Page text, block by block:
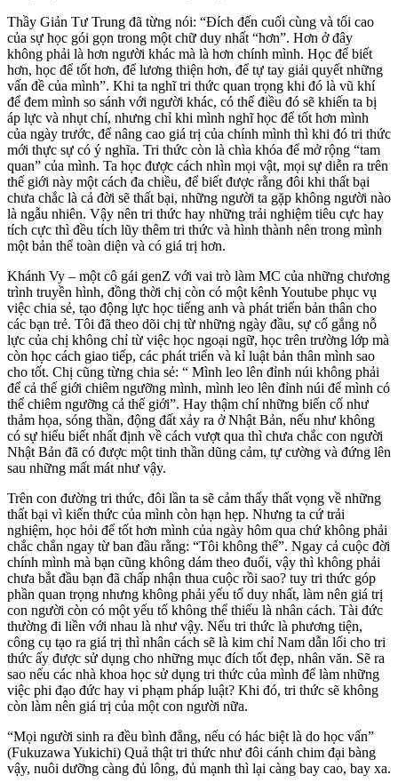
Thầy Giản Tư Trung đã từng nói: “Đích đến cuối cùng và tối cao
của sự học gói gọn trong một chữ duy nhất “hơn”. Hơn ở đây
không phải là hơn người khác mà là hơn chính mình. Học để biết
hơn, học để tốt hơn, để lương thiện hơn, để tự tay giải quyết những
vấn đề của mình”. Khi ta nghĩ tri thức quan trọng khi đó là vũ khí
để đem mình so sánh với người khác, có thể điều đó sẽ khiến ta bị
áp lực và nhụt chí, nhưng chỉ khi mình nghĩ học để tốt hơn mình
của ngày trước, để nâng cao giá trị của chính mình thì khi đó tri thức
mới thực sự có ý nghĩa. Tri thức còn là chìa khóa để mở rộng “tam
quan” của mình. Ta học được cách nhìn mọi vật, mọi sự diễn ra trên
thế giới này một cách đa chiều, để biết được rằng đôi khi thất bại
chưa chắc là cả đời sẽ thất bại, những người ta gặp không người nào
là ngẫu nhiên. Vậy nên tri thức hay những trải nghiệm tiêu cực hay
tích cực thì đều tích lũy thêm tri thức và hình thành nên trong mình
một bản thể toàn diện và có giá trị hơn.
Khánh Vy – một cô gái genZ với vai trò làm MC của những chương
trình truyền hình, đồng thời chị còn có một kênh Youtube phục vụ
việc chia sẻ, tạo động lực học tiếng anh và phát triển bản thân cho
các bạn trẻ. Tôi đã theo dõi chị từ những ngày đầu, sự cố gắng nỗ
lực của chị không chỉ từ việc học ngoại ngữ, học trên trường lớp mà
còn học cách giao tiếp, các phát triển và kỉ luật bản thân mình sao
cho tốt. Chị cũng từng chia sẻ: “ Mình leo lên đỉnh núi không phải
để cả thế giới chiêm ngưỡng mình, mình leo lên đỉnh núi để mình có
thể chiêm ngưỡng cả thế giới”. Hay thậm chí những biến cố như
thảm họa, sóng thần, động đất xảy ra ở Nhật Bản, nếu như không
có sự hiểu biết nhất định về cách vượt qua thì chưa chắc con người
Nhật Bản đã có được một tinh thần dũng cảm, tự cường và đứng lên
sau những mất mát như vậy.
Trên con đường tri thức, đôi lần ta sẽ cảm thấy thất vọng về những
thất bại vì kiến thức của mình còn hạn hẹp. Nhưng ta cứ trải
nghiệm, học hỏi để tốt hơn mình của ngày hôm qua chứ không phải
chắc chắn ngay từ ban đầu rằng: “Tôi không thể”. Ngay cả cuộc đời
chính mình mà bạn cũng không dám theo đuổi, vậy thì không phải
chưa bắt đầu bạn đã chấp nhận thua cuộc rồi sao? tuy tri thức góp
phần quan trọng nhưng không phải yếu tố duy nhất, làm nên giá trị
con người còn có một yếu tố không thể thiếu là nhân cách. Tài đức
thường đi liền với nhau là như vậy. Nếu tri thức là phương tiện,
công cụ tạo ra giá trị thì nhân cách sẽ là kim chỉ Nam dẫn lối cho tri
thức ấy được sử dụng cho những mục đích tốt đẹp, nhân văn. Sẽ ra
sao nếu các nhà khoa học sử dụng tri thức của mình để làm những
việc phi đạo đức hay vi phạm pháp luật? Khi đó, tri thức sẽ không
còn làm nên giá trị của một con người nữa.
“Mọi người sinh ra đều bình đẳng, nếu có hác biệt là do học vấn”
(Fukuzawa Yukichi) Quả thật tri thức như đôi cánh chim đại bàng
vậy, nuôi dưỡng càng đủ lông, đủ mạnh thì lại càng bay cao, bay xa.